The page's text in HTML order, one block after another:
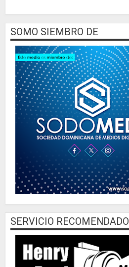
SOMO SIEMBRO DE
SERVICIO RECOMENDADO